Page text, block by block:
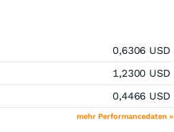
0,6306 USD
1,2300 USD
0,4466 USD
mehr Performancedaten »